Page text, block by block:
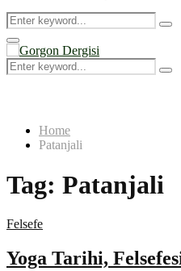
Search
for:
Primary
Menu
Search
for:
Home
Patanjali
Tag: Patanjali
Felsefe
Yoga Tarihi,